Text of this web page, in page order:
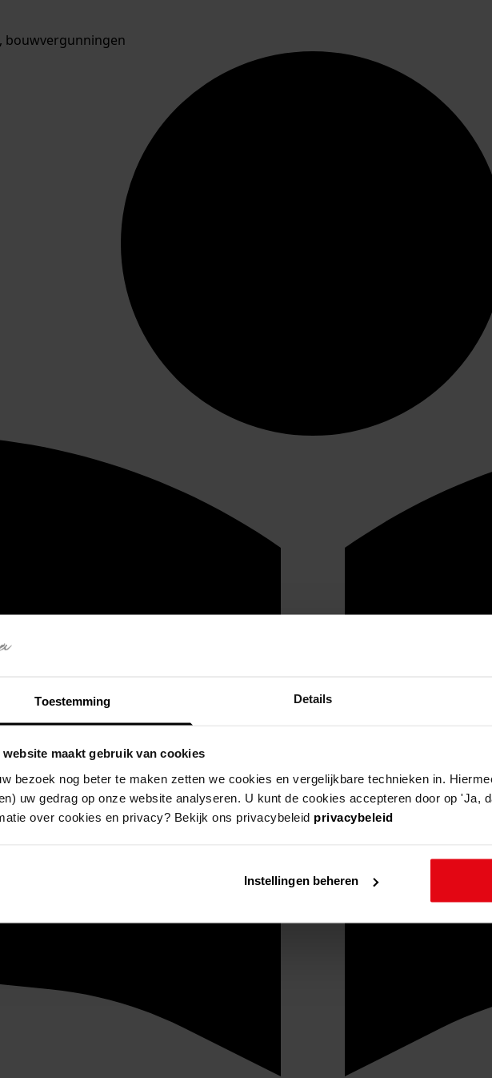
Toestemming Details
website maakt gebruik van cookies
bezoek nog beter te maken zetten we cookies en vergelijkbare technieken in.
uw gedrag op onze website analyseren. U kunt de cookies accepteren door op 'Ja,
over cookies en privacy? Bekijk ons privacybeleid privacybeleid
Instellingen beheren
bouwvergunningen